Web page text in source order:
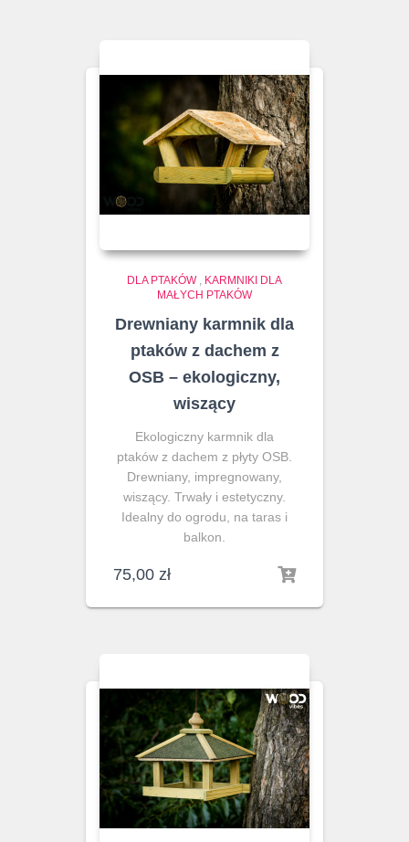
DLA PTAKÓW, KARMNIKI DLA
MAŁYCH PTAKÓW
Drewniany karmnik dla
ptaków z dachem z
OSB – ekologiczny,
wiszący
Ekologiczny karmnik dla
ptaków z dachem z płyty OSB.
Drewniany, impregnowany,
wiszący. Trwały i estetyczny.
Idealny do ogrodu, na taras i
balkon.
75,00 zł